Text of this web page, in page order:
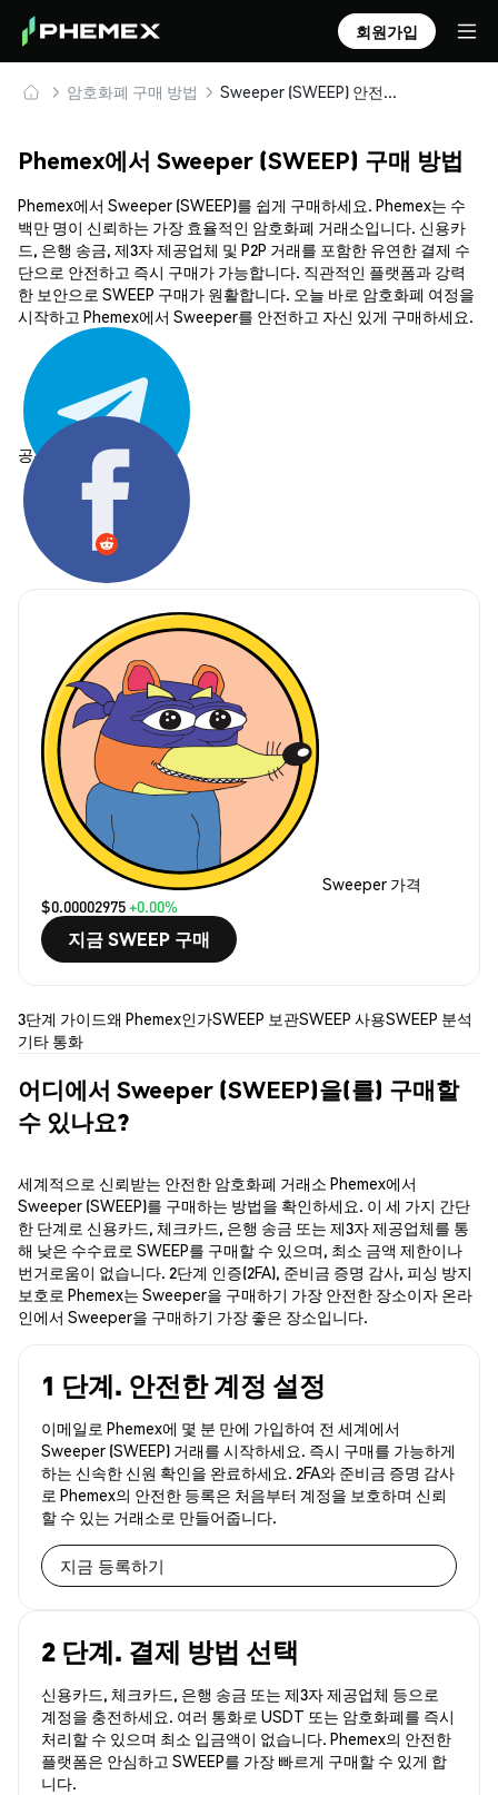
회원가입
암호화폐 구매 방법 Sweeper (SWEEP) 안전하게 구매 및 보관
Phemex에서 Sweeper (SWEEP) 구매 방법
Phemex에서 Sweeper (SWEEP)를 쉽게 구매하세요. Phemex는 수
백만 명이 신뢰하는 가장 효율적인 암호화폐 거래소입니다. 신용카
드, 은행 송금, 제3자 제공업체 및 P2P 거래를 포함한 유연한 결제 수
단으로 안전하고 즉시 구매가 가능합니다. 직관적인 플랫폼과 강력
한 보안으로 SWEEP 구매가 원활합니다. 오늘 바로 암호화폐 여정을
시작하고 Phemex에서 Sweeper를 안전하고 자신 있게 구매하세요.
공유하기:
Sweeper 가격
$0.00002975+0.00%
지금 SWEEP 구매
3단계 가이드왜 Phemex인가SWEEP 보관SWEEP 사용SWEEP 분석
기타 통화
어디에서 Sweeper (SWEEP)을(를) 구매할
수 있나요?
세계적으로 신뢰받는 안전한 암호화폐 거래소 Phemex에서
Sweeper (SWEEP)를 구매하는 방법을 확인하세요. 이 세 가지 간단
한 단계로 신용카드, 체크카드, 은행 송금 또는 제3자 제공업체를 통
해 낮은 수수료로 SWEEP를 구매할 수 있으며, 최소 금액 제한이나
번거로움이 없습니다. 2단계 인증(2FA), 준비금 증명 감사, 피싱 방지
보호로 Phemex는 Sweeper을 구매하기 가장 안전한 장소이자 온라
인에서 Sweeper을 구매하기 가장 좋은 장소입니다.
1 단계. 안전한 계정 설정
이메일로 Phemex에 몇 분 만에 가입하여 전 세계에서
Sweeper (SWEEP) 거래를 시작하세요. 즉시 구매를 가능하게
하는 신속한 신원 확인을 완료하세요. 2FA와 준비금 증명 감사
로 Phemex의 안전한 등록은 처음부터 계정을 보호하며 신뢰
할 수 있는 거래소로 만들어줍니다.
지금 등록하기
2 단계. 결제 방법 선택
신용카드, 체크카드, 은행 송금 또는 제3자 제공업체 등으로
계정을 충전하세요. 여러 통화로 USDT 또는 암호화폐를 즉시
처리할 수 있으며 최소 입금액이 없습니다. Phemex의 안전한
플랫폼은 안심하고 SWEEP를 가장 빠르게 구매할 수 있게 합
니다.